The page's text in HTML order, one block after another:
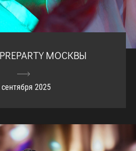
МОСКВЫ
сентября 2025